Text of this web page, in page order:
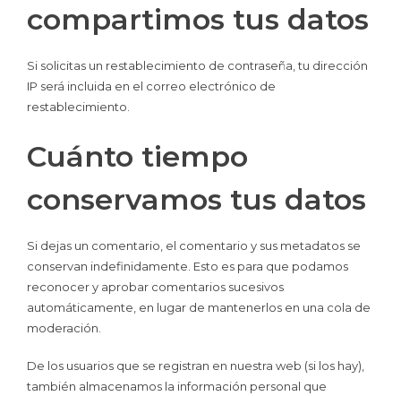
compartimos tus datos
Si solicitas un restablecimiento de contraseña, tu dirección
IP será incluida en el correo electrónico de
restablecimiento.
Cuánto tiempo
conservamos tus datos
Si dejas un comentario, el comentario y sus metadatos se
conservan indefinidamente. Esto es para que podamos
reconocer y aprobar comentarios sucesivos
automáticamente, en lugar de mantenerlos en una cola de
moderación.
De los usuarios que se registran en nuestra web (si los hay),
también almacenamos la información personal que